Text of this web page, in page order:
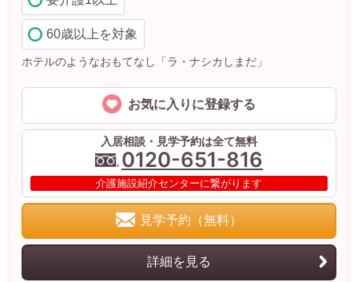
ホテルのようなおもてなし「ラ・ナシカしまだ」
60歳以上を対象
お気に入りに登録する
入居相談・見学予約は全て無料
0120-651-816
介護施設紹介センターに繋がります
見学予約（無料）
詳細を見る